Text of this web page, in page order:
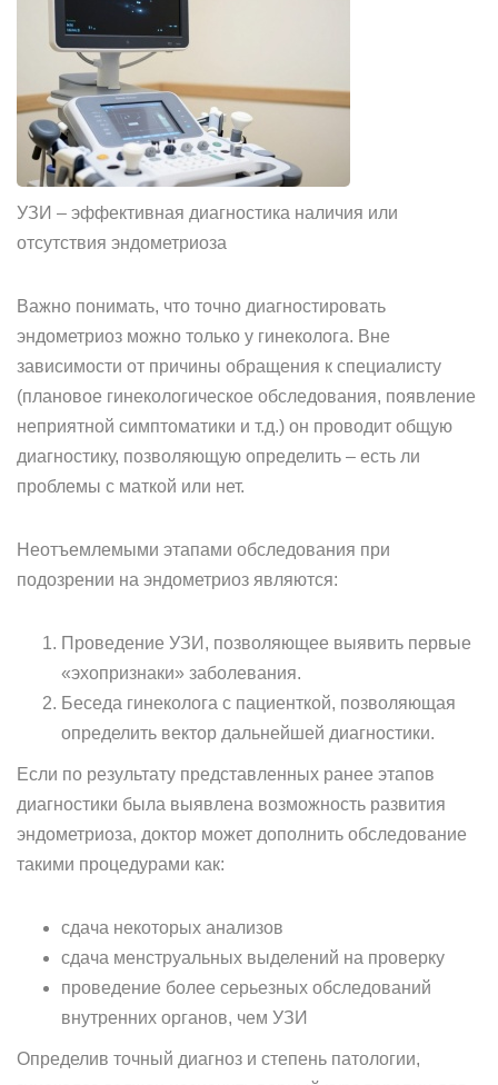
УЗИ – эффективная диагностика наличия или
отсутствия эндометриоза
Важно понимать, что точно диагностировать
эндометриоз можно только у гинеколога. Вне
зависимости от причины обращения к специалисту
(плановое гинекологическое обследования, появление
неприятной симптоматики и т.д.) он проводит общую
диагностику, позволяющую определить – есть ли
проблемы с маткой или нет.
Неотъемлемыми этапами обследования при
подозрении на эндометриоз являются:
Проведение УЗИ, позволяющее выявить первые
«эхопризнаки» заболевания.
Беседа гинеколога с пациенткой, позволяющая
определить вектор дальнейшей диагностики.
Если по результату представленных ранее этапов
диагностики была выявлена возможность развития
эндометриоза, доктор может дополнить обследование
такими процедурами как:
сдача некоторых анализов
сдача менструальных выделений на проверку
проведение более серьезных обследований
внутренних органов, чем УЗИ
Определив точный диагноз и степень патологии,